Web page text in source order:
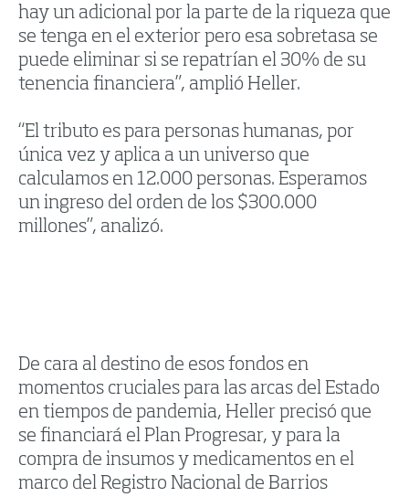
hay un adicional por la parte de la riqueza que
se tenga en el exterior pero esa sobretasa se
puede eliminar si se repatrían el 30% de su
tenencia financiera”, amplió Heller.
“El tributo es para personas humanas, por
única vez y aplica a un universo que
calculamos en 12.000 personas. Esperamos
un ingreso del orden de los $300.000
millones”, analizó.
De cara al destino de esos fondos en
momentos cruciales para las arcas del Estado
en tiempos de pandemia, Heller precisó que
se financiará el Plan Progresar, y para la
compra de insumos y medicamentos en el
marco del Registro Nacional de Barrios